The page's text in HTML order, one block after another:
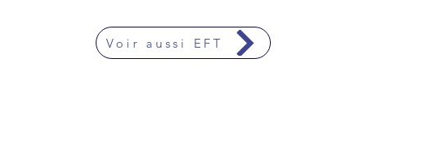
Voir aussi EFT